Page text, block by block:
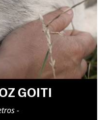
GOITI
-